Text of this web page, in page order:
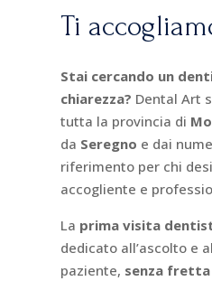
Ti
Stai cercando un
chiarezza? Dental Art
tutta la provincia di
da Seregno e dai
riferimento per chi
accogliente e
La prima visita
dedicato all’ascolto e
paziente, senza fretta